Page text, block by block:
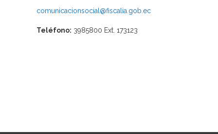
comunicacionsocial@fiscalia.gob.ec
Teléfono: 3985800 Ext. 173123